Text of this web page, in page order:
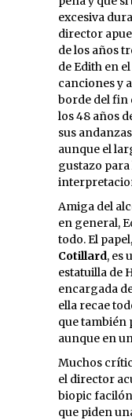
excesiva
director
de los años
de Edith en
canciones y
borde del fin
los 48 años
sus
aunque el
gustazo
Amiga del
en general,
todo. El
Cotillard, es
estatuilla de
encargada
ella recae
que también
aunque en
Muchos
el director
biopic
que piden